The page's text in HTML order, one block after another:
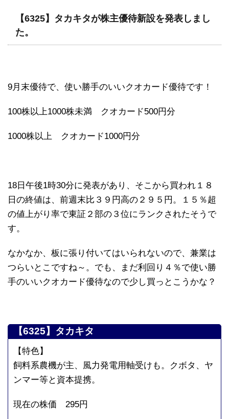
【6325】タカキタが株主優待新設を発表しまし
た。
9月末優待で、使い勝手のいいクオカード優待です！
100株以上1000株未満 クオカード500円分
1000株以上 クオカード1000円分
18日午後1時30分に発表があり、そこから買われ１８
日の終値は、前週末比３９円高の２９５円。１５％超
の値上がり率で東証２部の３位にランクされたそうで
す。
なかなか、板に張り付いてはいられないので、兼業は
つらいとこですね～。でも、まだ利回り４％で使い勝
手のいいクオカード優待なので少し買っとこうかな？
【6325】タカキタ
【特色】
飼料系農機が主、風力発電用軸受けも。クボタ、ヤ
ンマー等と資本提携。
現在の株価 295円